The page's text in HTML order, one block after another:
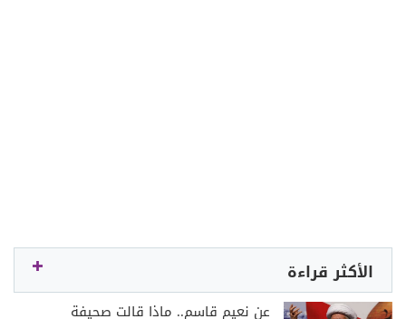
الأكثر قراءة
عن نعيم قاسم.. ماذا قالت صحيفة